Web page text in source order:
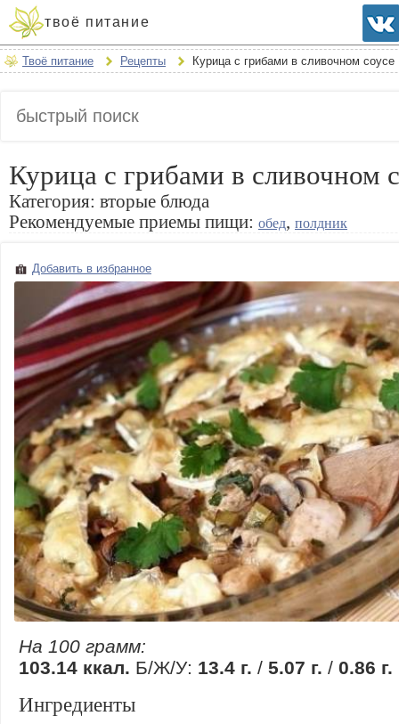
твоё питание
Твоё питание Рецепты Курица с грибами в сливочном соусе
Курица с грибами в сливочном
Категория: вторые блюда
Рекомендуемые приемы пищи: обед, полдник
Добавить в избранное
На 100 грамм:
103.14 ккал. Б/Ж/У: 13.4 г. / 5.07 г. / 0.86 г.
Ингредиенты